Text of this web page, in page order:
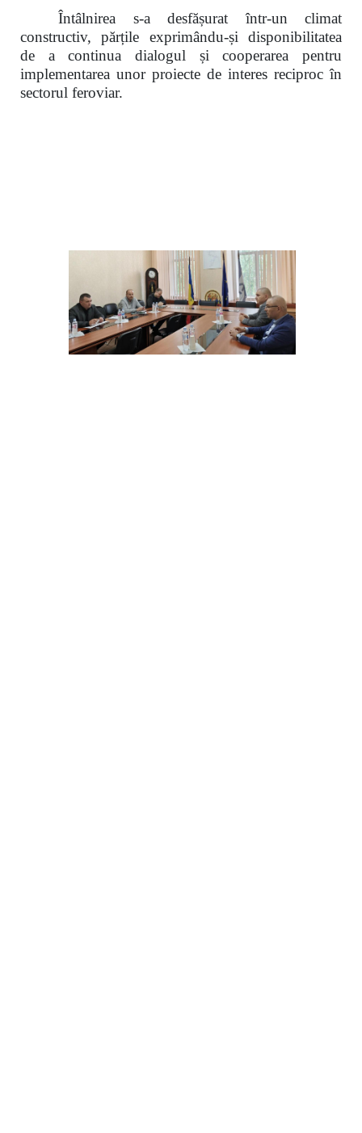
Întâlnirea s-a desfășurat într-un climat
constructiv, părțile exprimându-și disponibilitatea
de a continua dialogul și cooperarea pentru
implementarea unor proiecte de interes reciproc în
sectorul feroviar.